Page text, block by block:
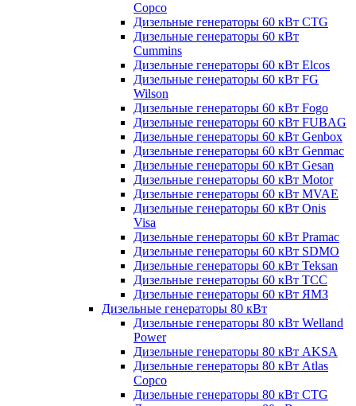
Copco
Дизельные генераторы 60 кВт CTG
Дизельные генераторы 60 кВт
Cummins
Дизельные генераторы 60 кВт Elcos
Дизельные генераторы 60 кВт FG
Wilson
Дизельные генераторы 60 кВт Fogo
Дизельные генераторы 60 кВт FUBAG
Дизельные генераторы 60 кВт Genbox
Дизельные генераторы 60 кВт Genmac
Дизельные генераторы 60 кВт Gesan
Дизельные генераторы 60 кВт Motor
Дизельные генераторы 60 кВт MVAE
Дизельные генераторы 60 кВт Onis
Visa
Дизельные генераторы 60 кВт Pramac
Дизельные генераторы 60 кВт SDMO
Дизельные генераторы 60 кВт Teksan
Дизельные генераторы 60 кВт ТСС
Дизельные генераторы 60 кВт ЯМЗ
Дизельные генераторы 80 кВт
Дизельные генераторы 80 кВт Welland
Power
Дизельные генераторы 80 кВт AKSA
Дизельные генераторы 80 кВт Atlas
Copco
Дизельные генераторы 80 кВт CTG